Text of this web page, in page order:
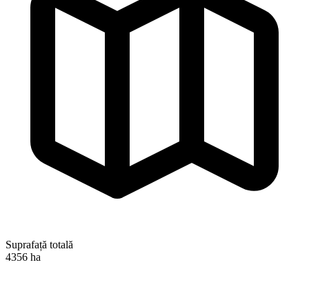
Suprafață totală
4356 ha